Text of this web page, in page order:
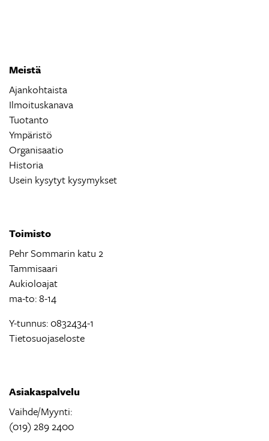
Meistä
Ajankohtaista
Ilmoituskanava
Tuotanto
Ympäristö
Organisaatio
Historia
Usein kysytyt kysymykset
Toimisto
Pehr Sommarin katu 2
Tammisaari
Aukioloajat
ma-to: 8-14
Y-tunnus: 0832434-1
Tietosuojaseloste
Asiakaspalvelu
Vaihde/Myynti:
(019) 289 2400